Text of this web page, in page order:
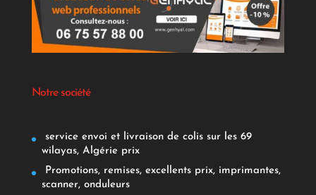
Notre société
service envoi et livraison de colis sur les 69
wilayas, Algérie prix
Promotions, remises, excellents prix, imprimantes,
scanner, onduleurs